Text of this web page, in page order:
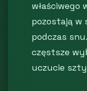
właściwego
pozostają w
podczas
częstsze
uczucie